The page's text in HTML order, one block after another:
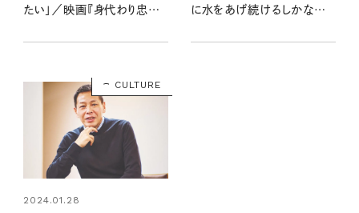
たい」／映画『身代わり忠臣
に水をあげ続けるしかない」
CULTURE
2024.01.28